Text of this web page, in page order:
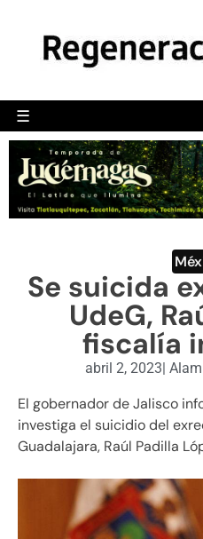
☰
ENGLISH
Se suicida
UdeG,
fiscalía
abril 2, 2023|
El gobernador de Jalisco
investiga el suicidio del
Guadalajara, Raúl Padilla